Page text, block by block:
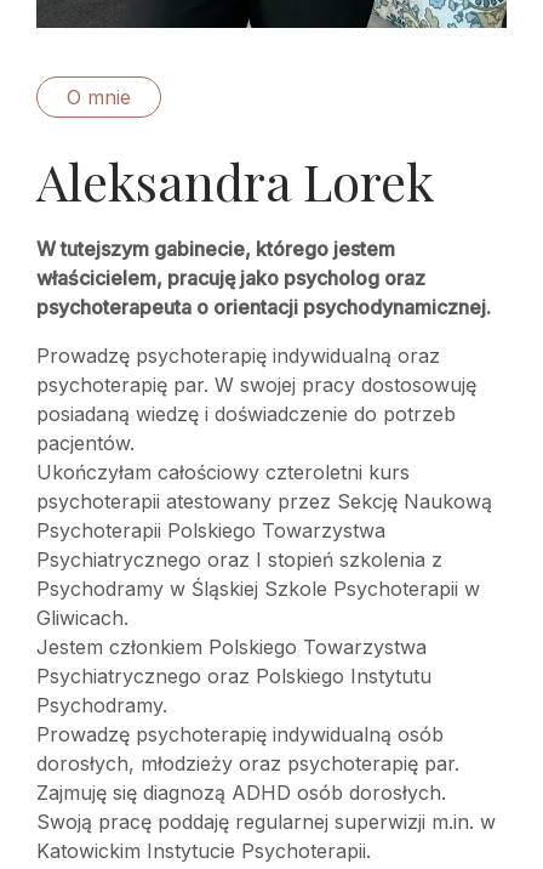
O mnie
Aleksandra Lorek
W tutejszym gabinecie, którego jestem
właścicielem, pracuję jako psycholog oraz
psychoterapeuta o orientacji psychodynamicznej.
Prowadzę psychoterapię indywidualną oraz
psychoterapię par. W swojej pracy dostosowuję
posiadaną wiedzę i doświadczenie do potrzeb
pacjentów.
Ukończyłam całościowy czteroletni kurs
psychoterapii atestowany przez Sekcję Naukową
Psychoterapii Polskiego Towarzystwa
Psychiatrycznego oraz I stopień szkolenia z
Psychodramy w Śląskiej Szkole Psychoterapii w
Gliwicach.
Jestem członkiem Polskiego Towarzystwa
Psychiatrycznego oraz Polskiego Instytutu
Psychodramy.
Prowadzę psychoterapię indywidualną osób
dorosłych, młodzieży oraz psychoterapię par.
Zajmuję się diagnozą ADHD osób dorosłych.
Swoją pracę poddaję regularnej superwizji m.in. w
Katowickim Instytucie Psychoterapii.